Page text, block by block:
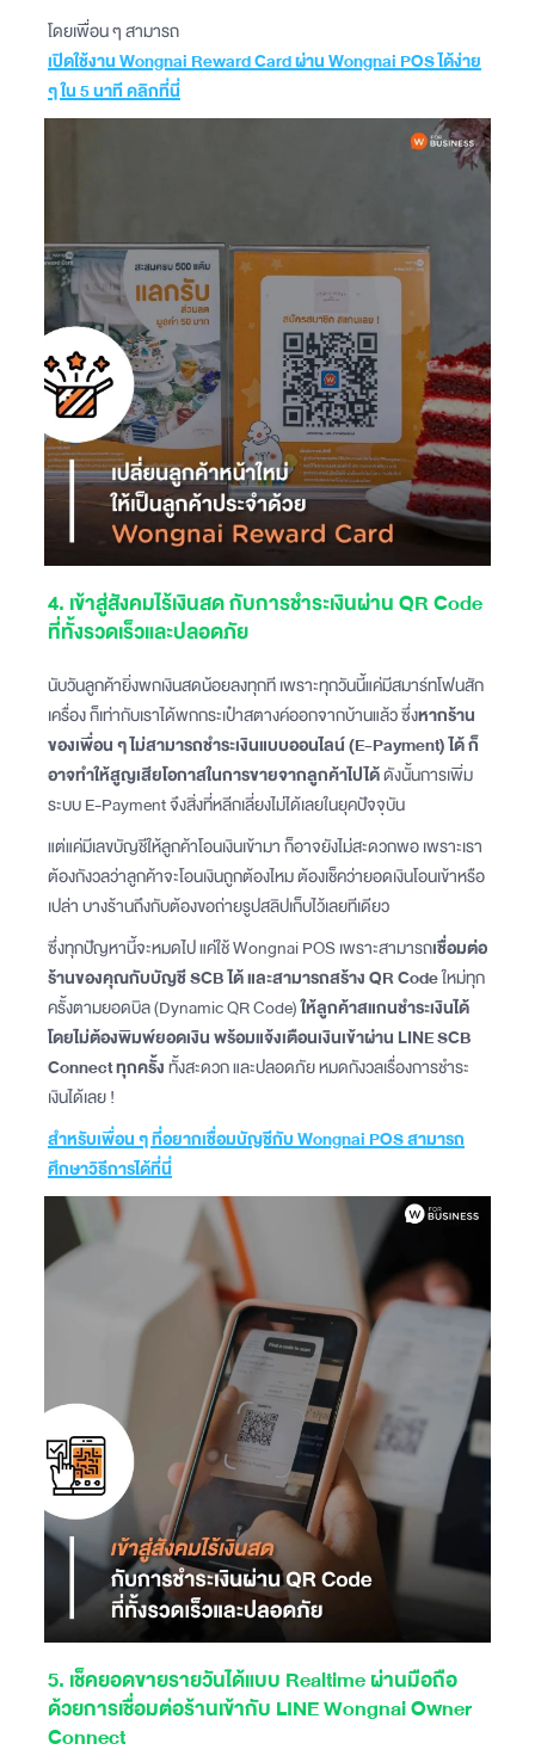
โดยเพื่อน ๆ สามารถ
เปิดใช้งาน Wongnai Reward Card ผ่าน Wongnai POS ได้ง่าย
ๆ ใน 5 นาที คลิกที่นี่
4. เข้าสู่สังคมไร้เงินสด กับการชำระเงินผ่าน QR Code
ที่ทั้งรวดเร็วและปลอดภัย
นับวันลูกค้ายิ่งพกเงินสดน้อยลงทุกที เพราะทุกวันนี้แค่มีสมาร์ทโฟนสัก
เครื่อง ก็เท่ากับเราได้พกกระเป๋าสตางค์ออกจากบ้านแล้ว ซึ่งหากร้าน
ของเพื่อน ๆ ไม่สามารถชำระเงินแบบออนไลน์ (E-Payment) ได้ ก็
อาจทำให้สูญเสียโอกาสในการขายจากลูกค้าไปได้ดังนั้นการเพิ่ม
ระบบ E-Payment จึงสิ่งที่หลีกเลี่ยงไม่ได้เลยในยุคปัจจุบัน
แต่แค่มีเลขบัญชีให้ลูกค้าโอนเงินเข้ามา ก็อาจยังไม่สะดวกพอ เพราะเรา
ต้องกังวลว่าลูกค้าจะโอนเงินถูกต้องไหม ต้องเช็คว่ายอดเงินโอนเข้าหรือ
เปล่า บางร้านถึงกับต้องขอถ่ายรูปสลิปเก็บไว้เลยทีเดียว
ซึ่งทุกปัญหานี้จะหมดไป แค่ใช้ Wongnai POS เพราะสามารถเชื่อมต่อ
ร้านของคุณกับบัญชี SCB ได้ และสามารถสร้าง QR Codeใหม่ทุก
ครั้งตามยอดบิล (Dynamic QR Code)ให้ลูกค้าสแกนชำระเงินได้
โดยไม่ต้องพิมพ์ยอดเงิน พร้อมแจ้งเตือนเงินเข้าผ่าน LINE SCB
Connect ทุกครั้งทั้งสะดวก และปลอดภัย หมดกังวลเรื่องการชำระ
เงินได้เลย !
สำหรับเพื่อน ๆ ที่อยากเชื่อมบัญชีกับ Wongnai POS สามารถ
ศึกษาวิธีการได้ที่นี่
5. เช็คยอดขายรายวันได้แบบ Realtime ผ่านมือถือ
ด้วยการเชื่อมต่อร้านเข้ากับ LINE Wongnai Owner
Connect